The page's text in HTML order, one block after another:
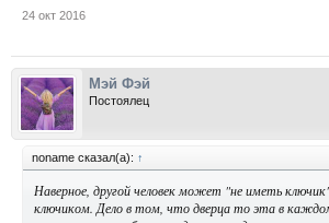
24 окт 2016
Мэй Фэй
Постоялец
noname сказал(а): ↑
Наверное, другой человек может "не иметь
ключиком. Дело в том, что дверца то эта в